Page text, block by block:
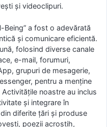
și videoclipuri.
Being” a fost o adevărată
și comunicare eficientă.
folosind diverse canale
e-mail, forumuri,
grupuri de mesagerie,
pentru a menține
noastre au inclus
și integrare în
diferite țări și produse
poezii acrostih,